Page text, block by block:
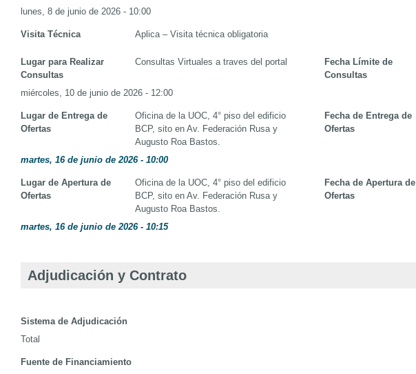
lunes, 8 de junio de 2026 - 10:00
Visita Técnica Aplica – Visita técnica obligatoria
Lugar para Realizar
Consultas
Consultas Virtuales a traves del portal
Fecha Límite de
Consultas
miércoles, 10 de junio de 2026 - 12:00
Lugar de Entrega de
Ofertas
Oficina de la UOC, 4° piso del edificio
BCP, sito en Av. Federación Rusa y
Augusto Roa Bastos.
Fecha de Entrega de
Ofertas
martes, 16 de junio de 2026 - 10:00
Lugar de Apertura de
Ofertas
Oficina de la UOC, 4° piso del edificio
BCP, sito en Av. Federación Rusa y
Augusto Roa Bastos.
Fecha de Apertura de
Ofertas
martes, 16 de junio de 2026 - 10:15
Adjudicación y Contrato
Sistema de Adjudicación
Total
Fuente de Financiamiento